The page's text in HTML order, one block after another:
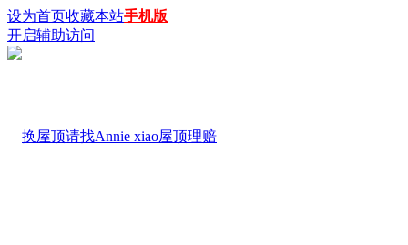
设为首页收藏本站手机版
开启辅助访问